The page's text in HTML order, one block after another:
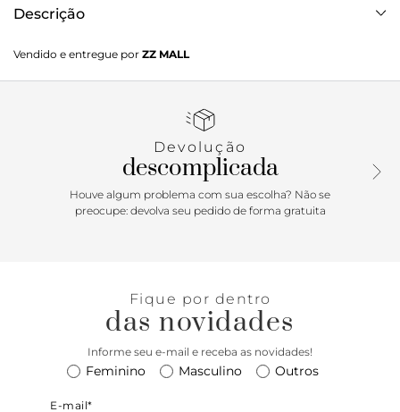
Descrição
definido por tiras cruzadas em formato de “X”, que evocam
fluidez e movimento. O detalhe em piping envernizado
coleção. Disponível em duas alturas de salto, o modelo
preservando o DNA da linha Tita ao mesmo tempo em que
introduz uma nova linguagem visual.
Vendido e entregue por ZZ MALL
Devolução
descomplicada
Houve algum problema com sua escolha? Não se
preocupe: devolva seu pedido de forma gratuita
Fique por dentro
das novidades
Informe seu e-mail e receba as novidades!
Feminino Masculino Outros
E-mail*